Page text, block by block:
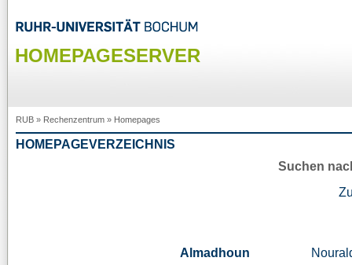
HOMEPAGESERVER
RUB » Rechenzentrum » Homepages
HOMEPAGEVERZEICHNIS
Suchen
Almadhoun